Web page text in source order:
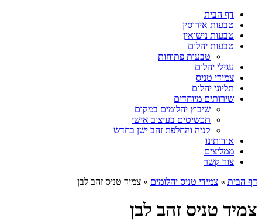
דף הבית
טבעות אירוסין
טבעות נישואין
טבעות יהלום
טבעות פתוחות
עגילי יהלום
צמידי טניס
תליוני יהלום
שירותים מיוחדים
שיבוץ יהלומים במקום
תכשיטים בעיצוב אישי
קניה והחלפת זהב ישן בחדש
אודותינו
ממליצים
צור קשר
דף הבית » צמידי טניס יהלומים » צמיד טניס זהב לבן
צמיד טניס זהב לבן